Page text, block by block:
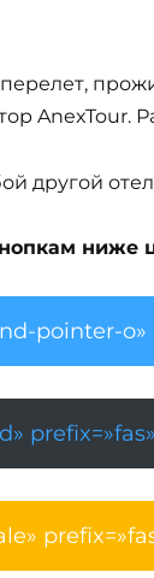
AnexTour.
другой
ниже
pointer-o»